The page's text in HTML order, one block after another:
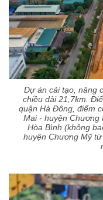
Dự án cải tạo, nâng
chiều dài 21,7km.
quận Hà Đông, điểm
Mai - huyện Chương
Hòa Bình (không
huyện Chương Mỹ